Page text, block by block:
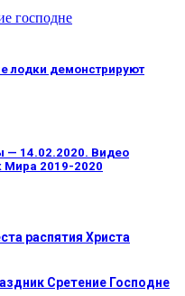
господне
лодки демонстрируют
— 14.02.2020. Видео
Мира 2019-2020
распятия Христа
Сретение Господне